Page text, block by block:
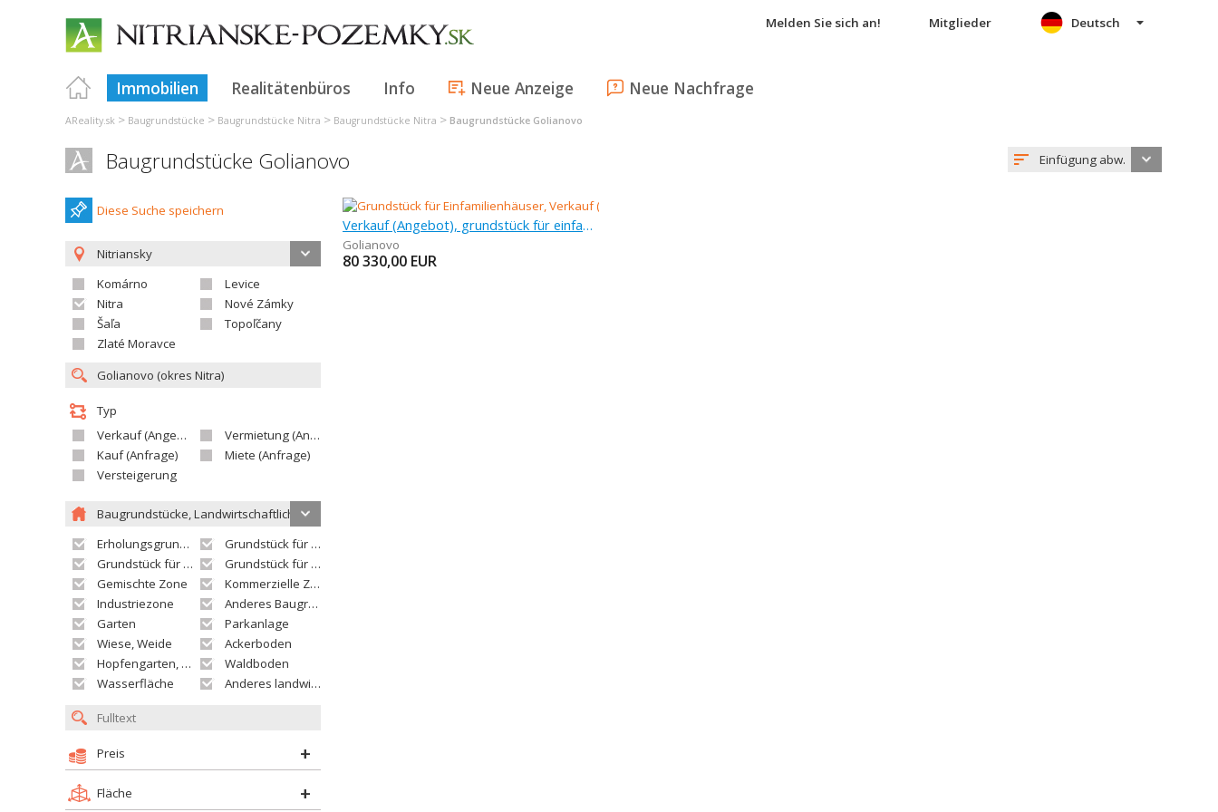
Melden Sie sich an! Mitglieder
Immobilien Realitätenbüros Info Neue Anzeige Neue Nachfrage
Deutsch
AReality.sk > Baugrundstücke > Baugrundstücke Nitra > Baugrundstücke Nitra > Baugrundstücke Golianovo
Baugrundstücke Golianovo Einfügung abw.
Diese Suche speichern
Nitriansky
Komárno
Levice
Nitra
Nové Zámky
Šaľa
Topoľčany
Zlaté Moravce
Typ
Verkauf (Angebot)
Vermietung (Angebot)
Kauf (Anfrage)
Miete (Anfrage)
Versteigerung
Baugrundstücke, Landwirtschaftliche grundstücke
Erholungsgrundstück
Grundstück für Einfamilienhäuser
Grundstück für Wohnhäuser
Grundstück für Versorgungseinrichtungen
Gemischte Zone
Kommerzielle Zone
Industriezone
Anderes Baugrundstück
Garten
Parkanlage
Wiese, Weide
Ackerboden
Hopfengarten, Weingarten
Waldboden
Wasserfläche
Anderes landwirtschaftliches Grundstück
Preis
Fläche
Verkauf (Angebot), grundstück für einfamilienhäuser
Golianovo
80 330,00 EUR